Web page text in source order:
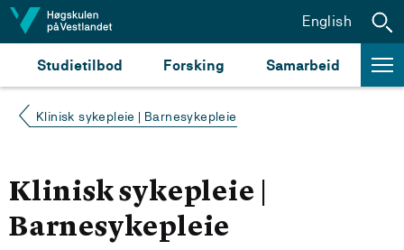
Hopp til innhald
Studietilbod Forsking Samarbeid
English
Klinisk sykepleie | Barnesykepleie
Klinisk sykepleie |
Barnesykepleie